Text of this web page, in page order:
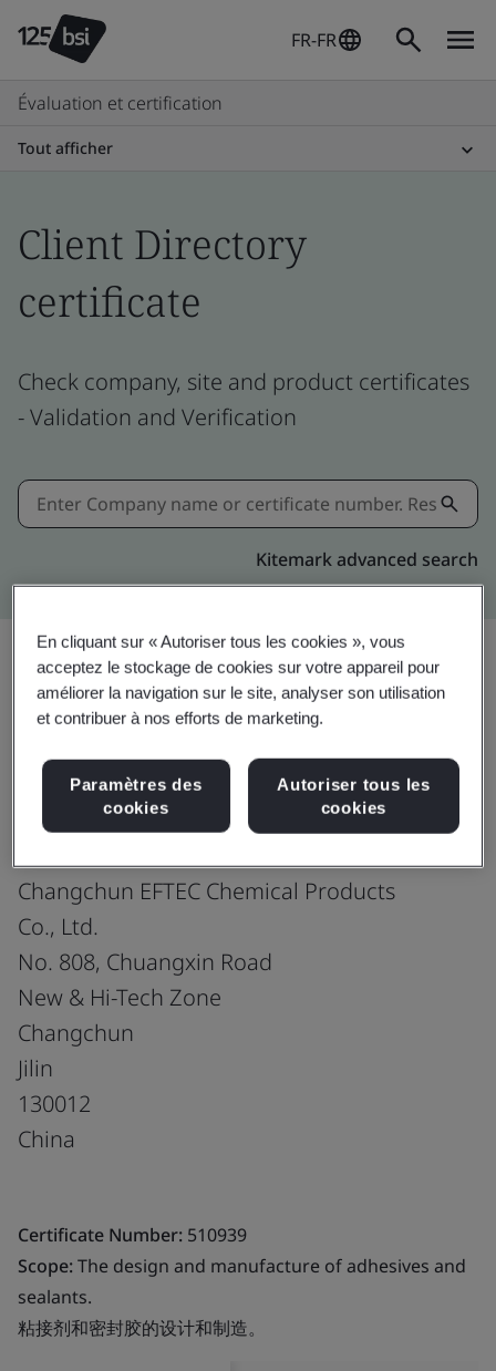
FR-FR
Évaluation et certification
Tout afficher
Client Directory
certificate
Check company, site and product certificates
- Validation and Verification
Kitemark advanced search
Partager:
IATF 16949:2016
Changchun EFTEC Chemical Products
Co., Ltd.
No. 808, Chuangxin Road
New & Hi-Tech Zone
Changchun
Jilin
130012
China
Certificate Number: 510939
Scope:The design and manufacture of adhesives and
sealants.
粘接剂和密封胶的设计和制造。
En cliquant sur « Autoriser tous les cookies », vous
acceptez le stockage de cookies sur votre appareil pour
améliorer la navigation sur le site, analyser son utilisation
et contribuer à nos efforts de marketing.
Paramètres des
cookies
Autoriser tous les
cookies